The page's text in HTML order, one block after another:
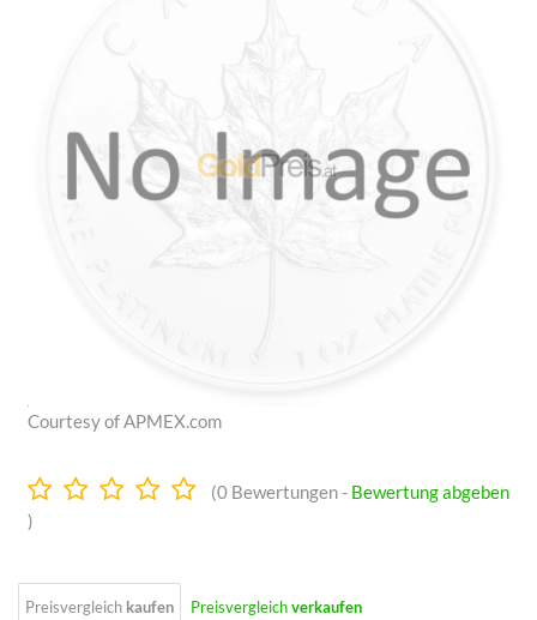
Courtesy of APMEX.com
0.0
(0 Bewertungen - Bewertung abgeben
)
Preisvergleich kaufen Preisvergleichverkaufen